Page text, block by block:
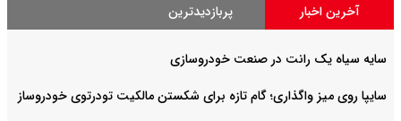
آخرین اخبار پربازدیدترین
سایه سیاه یک رانت در صنعت خودروسازی
سایپا روی میز واگذاری؛ گام تازه برای شکستن مالکیت تودرتوی خودروساز